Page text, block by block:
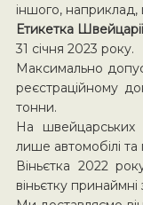
іншого,
Етикетка
31 січня 2023 року.
Максимально
реєстраційному
тонни.
На швейцарських
лише автомобілі
Віньєтка 2022
віньєтку принаймні